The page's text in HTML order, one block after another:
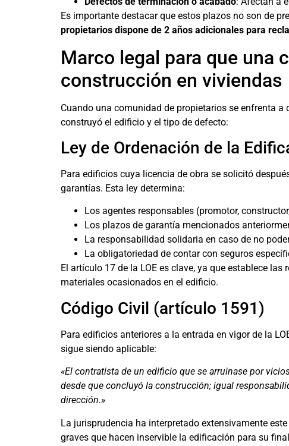
Es importante destacar que estos plazos no son de
propietarios dispone de 2 años adicionales para
Marco legal para que una
construcción en viviendas
Cuando una comunidad de propietarios se enfrenta
construyó el edificio y el tipo de defecto:
Ley de Ordenación de la
Para edificios cuya licencia de obra se solicitó
garantías. Esta ley determina:
Los agentes responsables (promotor,
Los plazos de garantía mencionados
La responsabilidad solidaria en caso de no
La obligatoriedad de contar con seguros
El artículo 17 de la LOE es clave, ya que establece
materiales ocasionados en el edificio.
Código Civil (artículo 1591)
Para edificios anteriores a la entrada en vigor de la
sigue siendo aplicable:
«El contratista de un edificio que se arruinase por
desde que concluyó la construcción; igual
dirección.»
La jurisprudencia ha interpretado extensivamente
graves que hacen inservible la edificación para su